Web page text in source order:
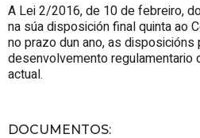
A Lei 2/2016, de 10 de febreiro,
na súa disposición final quinta ao
no prazo dun ano, as disposicións
desenvolvemento regulamentario
actual.
DOCUMENTOS: